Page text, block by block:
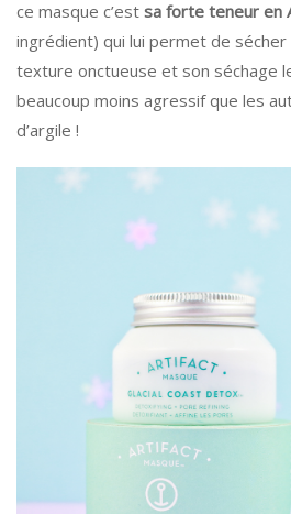
ce masque c’est sa forte teneur en
ingrédient) qui lui permet de sécher
texture onctueuse et son séchage
beaucoup moins agressif que les
d’argile !